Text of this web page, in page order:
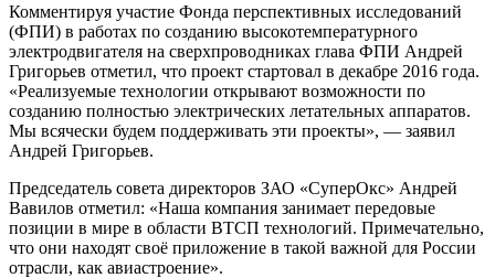
Комментируя участие Фонда перспективных исследований
(ФПИ) в работах по созданию высокотемпературного
электродвигателя на сверхпроводниках глава ФПИ Андрей
Григорьев отметил, что проект стартовал в декабре 2016 года.
«Реализуемые технологии открывают возможности по
созданию полностью электрических летательных аппаратов.
Мы всячески будем поддерживать эти проекты», — заявил
Андрей Григорьев.
Председатель совета директоров ЗАО «СуперОкс» Андрей
Вавилов отметил: «Наша компания занимает передовые
позиции в мире в области ВТСП технологий. Примечательно,
что они находят своё приложение в такой важной для России
отрасли, как авиастроение».